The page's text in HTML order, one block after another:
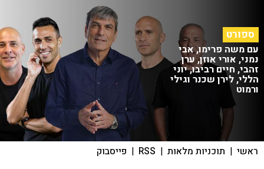
ספורט
עם משה פרימו, אבי
נמני, אורי אוזן, ערן
זהבי, חיים רביבו, יוני
הללי, לירן שכנר וגילי
ורמוט
ראשי | תוכניות מלאות |
RSS
| פייסבוק